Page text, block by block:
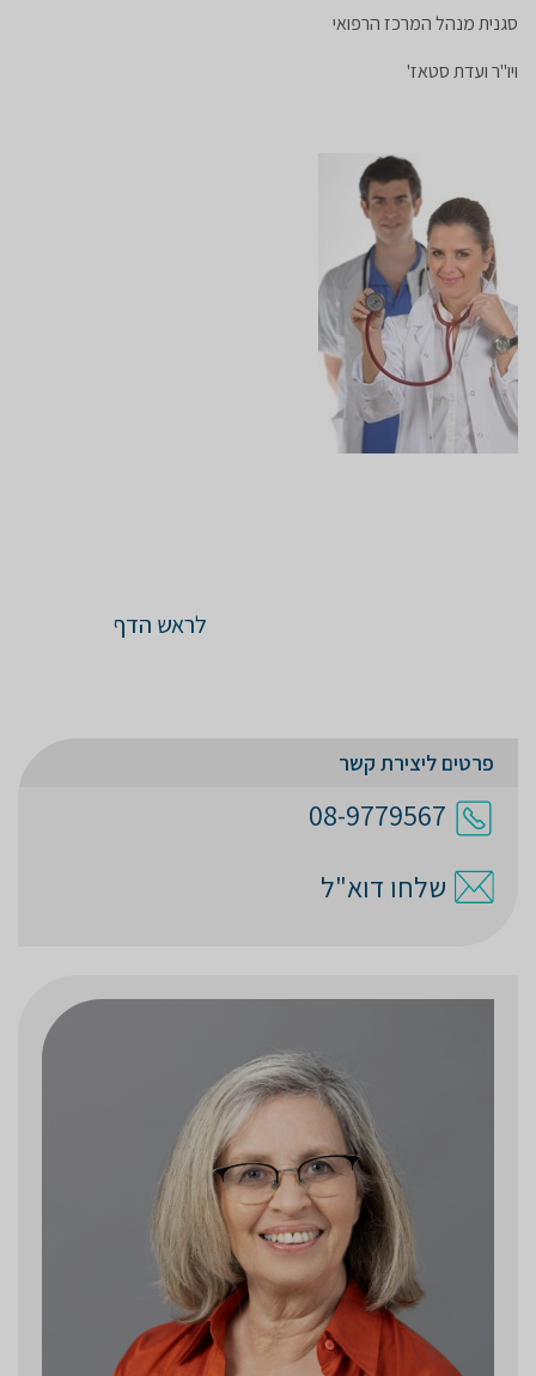
סגנית מנהל המרכז הרפואי
ויו"ר ועדת סטאז'
לראש הדף
פרטים ליצירת קשר
08-9779567
שלחו דוא"ל